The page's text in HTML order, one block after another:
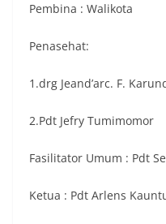
Pembina : Walikota
Penasehat:
1.drg Jeand’arc. F.
2.Pdt Jefry Tumimomor
Fasilitator Umum : Pdt
Ketua : Pdt Arlens